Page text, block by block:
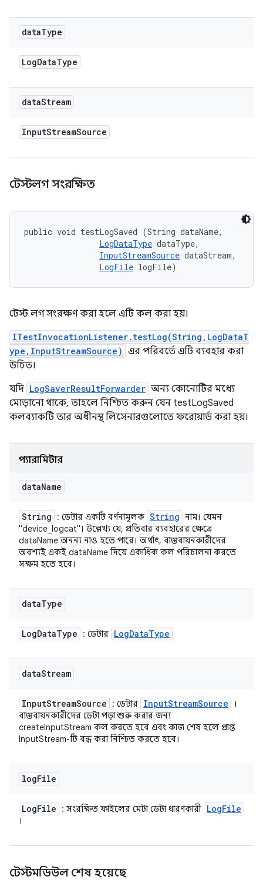
dataType
LogDataType
dataStream
InputStreamSource
টেস্টলগ সংরক্ষিত
public void testLogSaved (String dataName,
LogDataType dataType,
InputStreamSource dataStream,
LogFile logFile)
টেস্ট লগ সংরক্ষণ করা হলে এটি কল করা হয়।
ITestInvocationListener.testLog(String,LogDataT
ype,InputStreamSource) এর পরিবর্তে এটি ব্যবহার করা
উচিত।
যদি LogSaverResultForwarder অন্য কোনোটির মধ্যে
মোড়ানো থাকে, তাহলে নিশ্চিত করুন যেন testLogSaved
কলব্যাকটি তার অধীনস্থ লিসেনারগুলোতে ফরোয়ার্ড করা হয়।
প্যারামিটার
dataName
String : ডেটার একটি বর্ণনামূলক String নাম। যেমন
"device_logcat"। উল্লেখ্য যে, প্রতিবার ব্যবহারের ক্ষেত্রে
dataName অনন্য নাও হতে পারে। অর্থাৎ, বাস্তবায়নকারীদের
অবশ্যই একই dataName দিয়ে একাধিক কল পরিচালনা করতে
সক্ষম হতে হবে।
dataType
LogDataType : ডেটার LogDataType
dataStream
InputStreamSource : ডেটার InputStreamSource
।
বাস্তবায়নকারীদের ডেটা পড়া শুরু করার জন্য
createInputStream কল করতে হবে এবং কাজ শেষ হলে প্রাপ্ত
InputStream-টি বন্ধ করা নিশ্চিত করতে হবে।
logFile
LogFile : সংরক্ষিত ফাইলের মেটা ডেটা ধারণকারী LogFile
।
টেস্টমডিউল শেষ হয়েছে